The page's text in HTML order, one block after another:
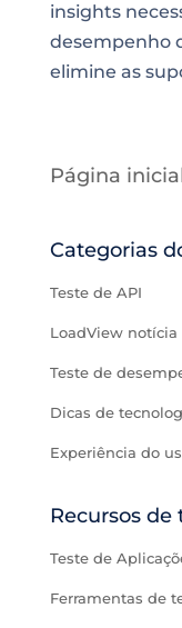
insights
desempenho
elimine as
Página
Categorias
Teste de API
LoadView notícia
Teste de
Dicas de
Experiência do
Recursos de
Teste de
Ferramentas de